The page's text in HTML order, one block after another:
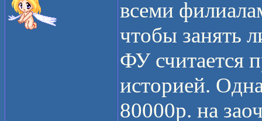
всеми
чтобы занять
ФУ считается
историей.
80000р. на